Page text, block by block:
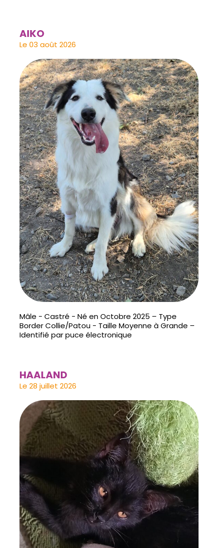
AIKO
Le 03 août 2026
Mâle - Castré - Né en Octobre 2025 – Type
Border Collie/Patou - Taille Moyenne à Grande –
Identifié par puce électronique
HAALAND
Le 28 juillet 2026